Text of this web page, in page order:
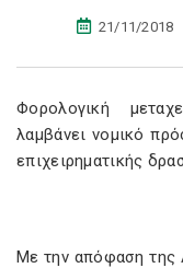
21/11/2018
Φορολογική
λαμβάνει νομικό
επιχειρηματικής
Με την απόφαση της